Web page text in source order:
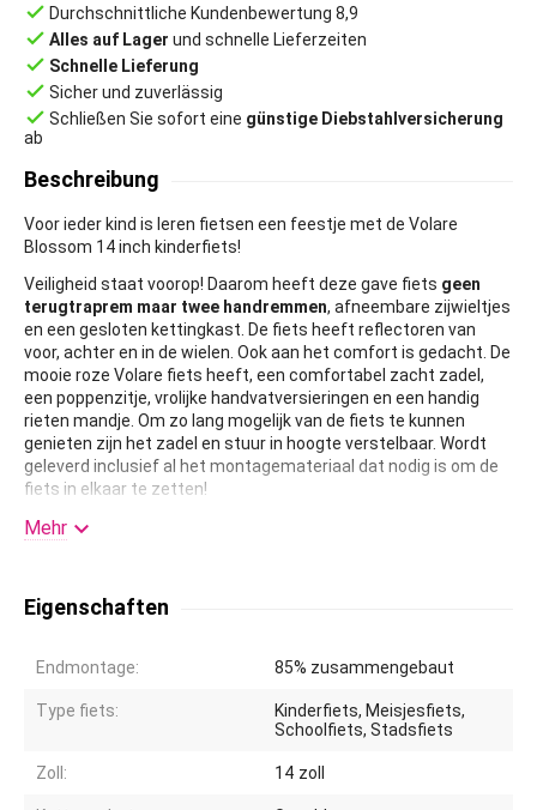
done Durchschnittliche Kundenbewertung 8,9
done Alles auf Lager und schnelle Lieferzeiten
done Schnelle Lieferung
done Sicher und zuverlässig
done Schließen Sie sofort eine günstige Diebstahlversicherung
ab
Beschreibung
Voor ieder kind is leren fietsen een feestje met de Volare
Blossom 14 inch kinderfiets!
Veiligheid staat voorop! Daarom heeft deze gave fiets geen
terugtraprem maar twee handremmen, afneembare zijwieltjes
en een gesloten kettingkast. De fiets heeft reflectoren van
voor, achter en in de wielen. Ook aan het comfort is gedacht. De
mooie roze Volare fiets heeft, een comfortabel zacht zadel,
een poppenzitje, vrolijke handvatversieringen en een handig
rieten mandje. Om zo lang mogelijk van de fiets te kunnen
genieten zijn het zadel en stuur in hoogte verstelbaar. Wordt
geleverd inclusief al het montagemateriaal dat nodig is om de
fiets in elkaar te zetten!
Kortom: een topkwaliteit fiets voor een scherpe prijs!
Mehr 
Eigenschaften
Endmontage: 85% zusammengebaut
Type fiets:
Kinderfiets, Meisjesfiets,
Schoolfiets, Stadsfiets
Zoll: 14 zoll